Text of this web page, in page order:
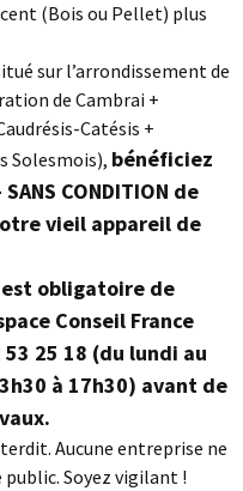
(Bois ou Pellet) plus
sur l’arrondissement de
de Cambrai +
Catésis +
Solesmois), bénéficiez
CONDITION de
vieil appareil de
obligatoire de
Conseil France
53 25 18 (du lundi au
à 17h30) avant de
Aucune entreprise ne
public. Soyez vigilant !